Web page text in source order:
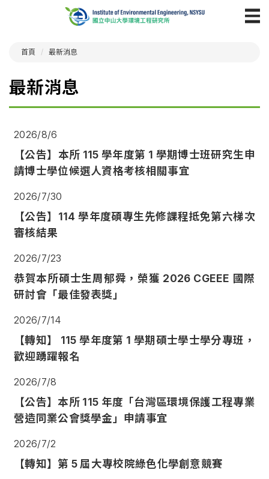
首頁 最新消息
最新消息
2026/8/6
【公告】本所 115 學年度第 1 學期博士班研究生申
請博士學位候選人資格考核相關事宜
2026/7/30
【公告】114 學年度碩專生先修課程抵免第六梯次
審核結果
2026/7/23
恭賀本所碩士生周郁舜，榮獲 2026 CGEEE 國際
研討會「最佳發表獎」
2026/7/14
【轉知】 115 學年度第 1 學期碩士學士學分專班，
歡迎踴躍報名
2026/7/8
【公告】本所 115 年度「台灣區環境保護工程專業
營造同業公會獎學金」申請事宜
2026/7/2
【轉知】第 5 屆大專校院綠色化學創意競賽